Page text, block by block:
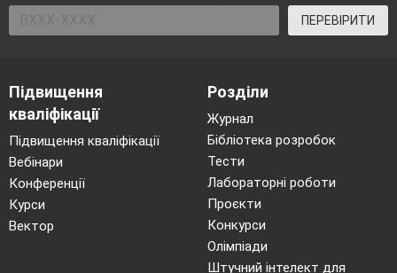
ПЕРЕВІРИТИ
Підвищення
кваліфікації
Підвищення кваліфікації
Вебінари
Конференції
Курси
Вектор
Розділи
Журнал
Бібліотека розробок
Тести
Лабораторні роботи
Проєкти
Конкурси
Олімпіади
Штучний інтелект для